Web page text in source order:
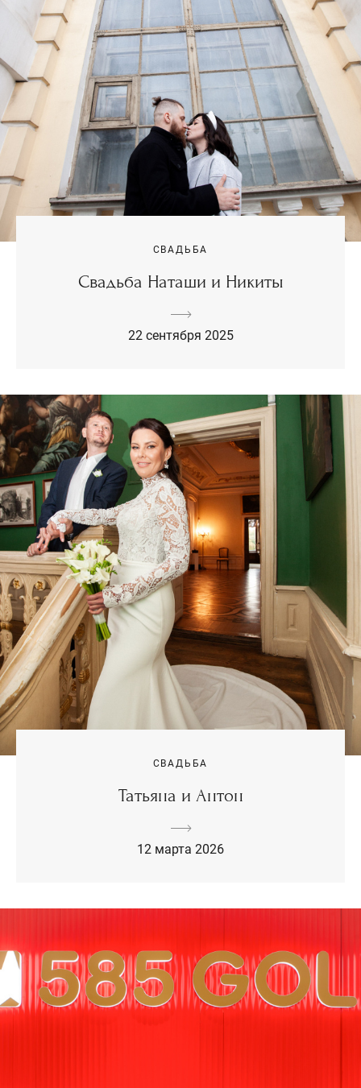
СВАДЬБА
Свадьба Наташи и Никиты
22 сентября 2025
СВАДЬБА
Татьяна и Антон
12 марта 2026